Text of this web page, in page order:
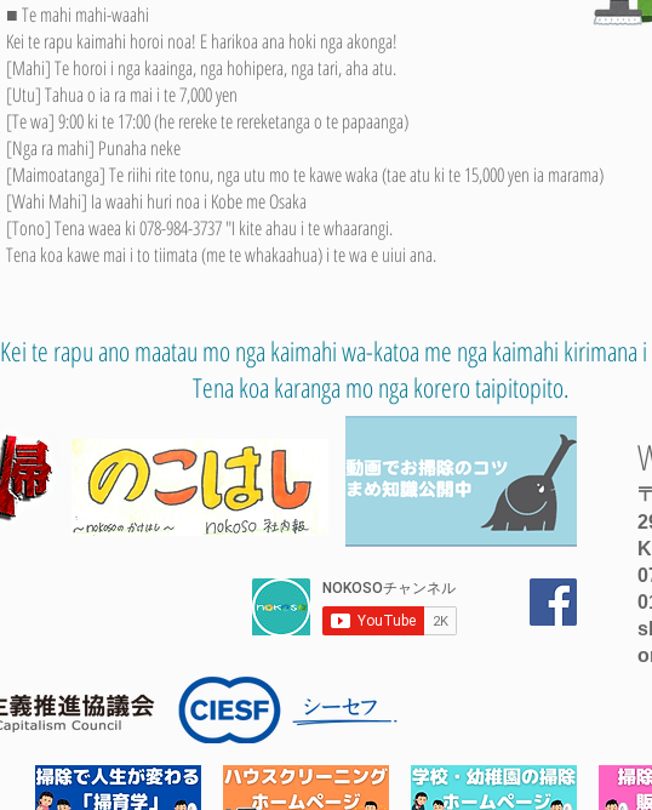
■ Te mahi mahi-waahi
Kei te rapu kaimahi horoi noa! E harikoa ana hoki nga akonga!
[Mahi] Te horoi i nga kaainga, nga hohipera, nga tari, aha atu.
[Utu] Tahua o ia ra mai i te 7,000 yen
[Te wa] 9:00 ki te 17:00 (he rereke te rereketanga o te papaanga)
[Nga ra mahi] Punaha neke
[Maimoatanga] Te riihi rite tonu, nga utu mo te kawe waka (tae atu ki te 15,000 yen ia marama)
[Wahi Mahi] Ia waahi huri noa i Kobe me Osaka
[Tono] Tena waea ki 078-984-3737 "I kite ahau i te whaarangi.
Tena koa kawe mai i to tiimata (me te whakaahua) i te wa e uiui ana.
Kei te rapu ano maatau mo nga kaimahi wa-katoa me nga kaimahi kirimana
Tena koa karanga mo nga korero taipitopito.